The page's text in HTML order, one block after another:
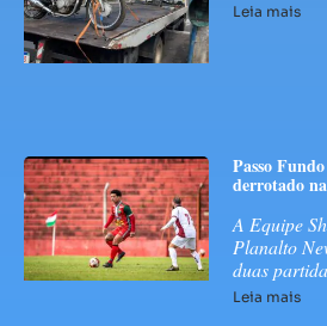
Leia mais
Passo
derrotado
A Equipe
Planalto
duas
Leia mais